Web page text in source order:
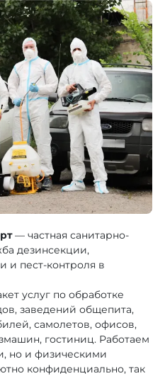
— частная санитарно-
дезинсекции,
и пест-контроля в
услуг по обработке
заведений общепита,
самолетов, офисов,
гостиниц. Работаем
но и физическими
конфиденциально, так